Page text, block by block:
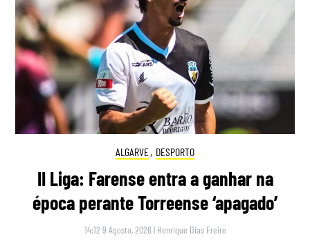
ALGARVE, DESPORTO
II Liga: Farense entra a ganhar na
época perante Torreense ‘apagado’
14:12 9 Agosto, 2026 | Henrique Dias Freire